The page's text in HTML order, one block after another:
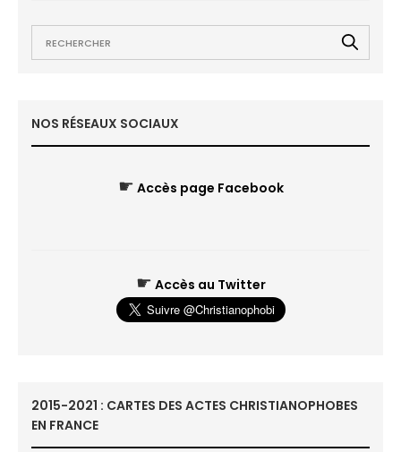
NOS RÉSEAUX SOCIAUX
☛ Accès page Facebook
☛ Accès au Twitter
2015-2021 : CARTES DES ACTES CHRISTIANOPHOBES
EN FRANCE